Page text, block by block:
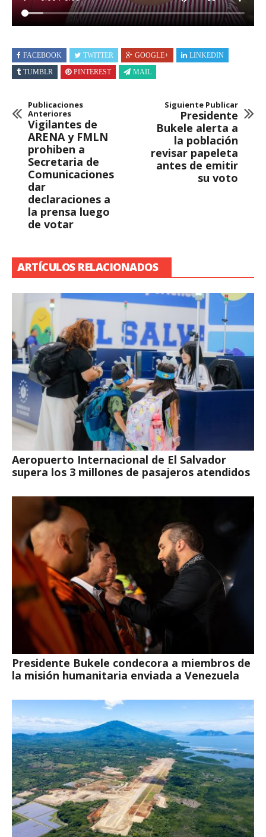
FACEBOOK TWITTER GOOGLE+
LINKEDIN
TUMBLR
PINTEREST MAIL
Publicaciones
Anteriores
Vigilantes de
ARENA y FMLN
prohiben a
Secretaria de
Comunicaciones
dar
declaraciones a
la prensa luego
de votar
Siguiente Publicar
Presidente
Bukele alerta a
la población
revisar papeleta
antes de emitir
su voto
ARTÍCULOS RELACIONADOS
Aeropuerto Internacional de El Salvador
supera los 3 millones de pasajeros atendidos
Presidente Bukele condecora a miembros de
la misión humanitaria enviada a Venezuela